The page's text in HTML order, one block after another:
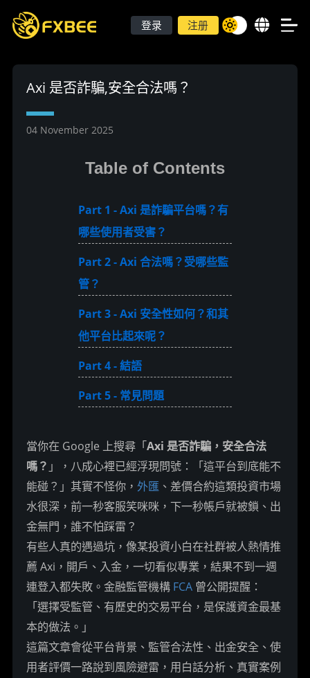
登录 注册
Axi 是否詐騙,安全合法嗎？
04 November 2025
Table of Contents
Part 1 - Axi 是詐騙平台嗎？有
哪些使用者受害？
Part 2 - Axi 合法嗎？受哪些監
管？
Part 3 - Axi 安全性如何？和其
他平台比起來呢？
Part 4 - 結語
Part 5 - 常見問題
當你在 Google 上搜尋「Axi 是否詐騙，安全合法
嗎？ 」，八成心裡已經浮現問號：「這平台到底能不
能碰？」其實不怪你，外匯 、差價合約這類投資市場
水很深，前一秒客服笑咪咪，下一秒帳戶就被鎖、出
金無門，誰不怕踩雷？
有些人真的遇過坑，像某投資小白在社群被人熱情推
薦 Axi，開戶、入金，一切看似專業，結果不到一週
連登入都失敗。金融監管機構 FCA 曾公開提醒：
「選擇受監管、有歷史的交易平台，是保護資金最基
本的做法。」
這篇文章會從平台背景、監管合法性、出金安全、使
用者評價一路說到風險避雷，用白話分析、真實案例